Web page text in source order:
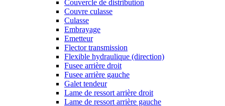
Couvercle de distribution
Couvre culasse
Culasse
Embrayage
Emetteur
Flector transmission
Flexible hydraulique (direction)
Fusee arrière droit
Fusee arrière gauche
Galet tendeur
Lame de ressort arrière droit
Lame de ressort arrière gauche